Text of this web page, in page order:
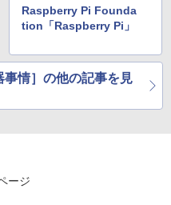
アリング Type-C充電 マイク
チ式音量調整 スポーツ/通勤/通
オフホワイト)
ミ REDMI Buds 8 Lite ワイヤ
かんの麦茶 from 爽健美茶 ラ
本
ヤニ吸うふたり 9巻 (デジタル
Raspberry Pi Founda
tion「Raspberry Pi」
事情］の他の記事を見
ージ